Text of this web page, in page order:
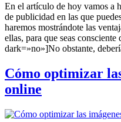
En el artículo de hoy vamos a
de publicidad en las que
haremos mostrándote las
ellas, para que seas
dark=»no»]No obstante,
Cómo optimizar
online